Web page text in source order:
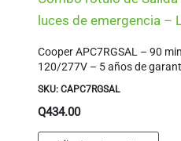
luces de emergencia –
Cooper APC7RGSAL – 90
120/277V – 5 años de
SKU: CAPC7RGSAL
Q434.00